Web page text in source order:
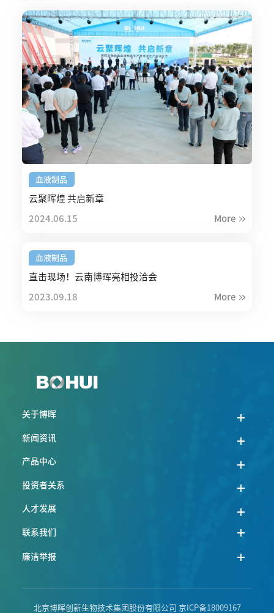
血液制品
云聚晖煌 共启新章
2024.06.15 More
血液制品
直击现场！云南博晖亮相投洽会
2023.09.18 More
关于博晖
新闻资讯
产品中心
投资者关系
人才发展
联系我们
廉洁举报
北京博晖创新生物技术集团股份有限公司 京ICP备18009167